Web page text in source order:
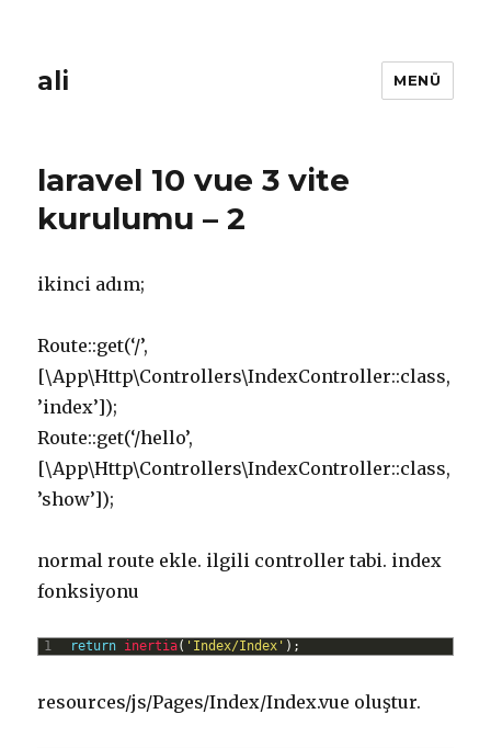
ali MENÜ
laravel 10 vue 3 vite
kurulumu – 2
ikinci adım;
Route::get(‘/’,
[\App\Http\Controllers\IndexController::class,
’index’]);
Route::get(‘/hello’,
[\App\Http\Controllers\IndexController::class,
’show’]);
normal route ekle. ilgili controller tabi. index
fonksiyonu
1 return inertia( 'Index/Index' ) ;
resources/js/Pages/Index/Index.vue oluştur.